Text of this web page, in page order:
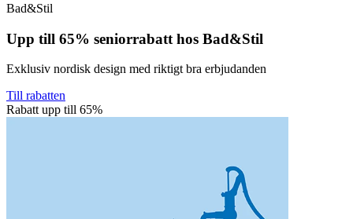
Bad&Stil
Upp till 65% seniorrabatt hos Bad&Stil
Exklusiv nordisk design med riktigt bra erbjudanden
Till rabatten
Rabatt upp till 65%